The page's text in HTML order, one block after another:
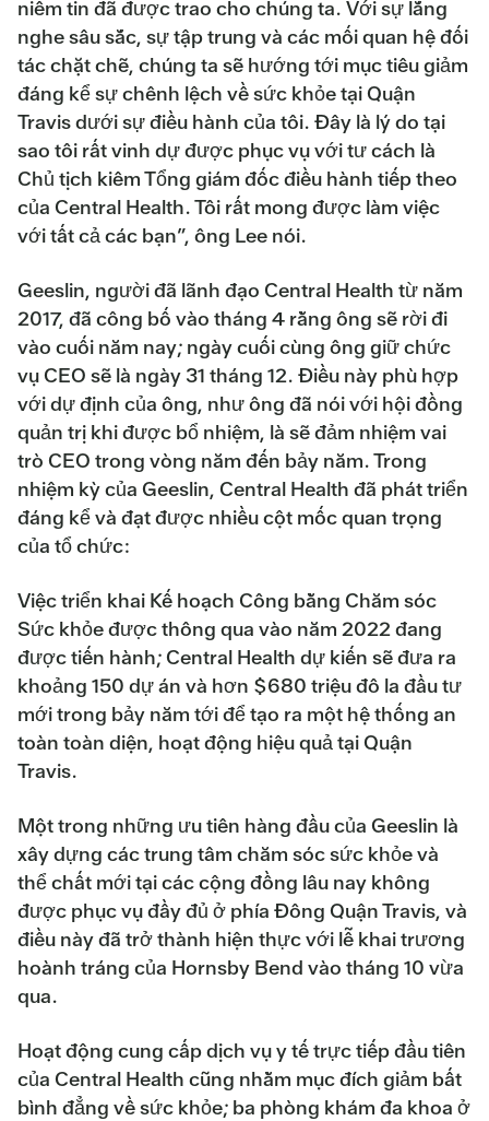
niềm tin đã được trao cho chúng ta. Với sự lắng
nghe sâu sắc, sự tập trung và các mối quan hệ đối
tác chặt chẽ, chúng ta sẽ hướng tới mục tiêu giảm
đáng kể sự chênh lệch về sức khỏe tại Quận
Travis dưới sự điều hành của tôi. Đây là lý do tại
sao tôi rất vinh dự được phục vụ với tư cách là
Chủ tịch kiêm Tổng giám đốc điều hành tiếp theo
của Central Health. Tôi rất mong được làm việc
với tất cả các bạn”, ông Lee nói.
Geeslin, người đã lãnh đạo Central Health từ năm
2017, đã công bố vào tháng 4 rằng ông sẽ rời đi
vào cuối năm nay; ngày cuối cùng ông giữ chức
vụ CEO sẽ là ngày 31 tháng 12. Điều này phù hợp
với dự định của ông, như ông đã nói với hội đồng
quản trị khi được bổ nhiệm, là sẽ đảm nhiệm vai
trò CEO trong vòng năm đến bảy năm. Trong
nhiệm kỳ của Geeslin, Central Health đã phát triển
đáng kể và đạt được nhiều cột mốc quan trọng
của tổ chức:
Việc triển khai Kế hoạch Công bằng Chăm sóc
Sức khỏe được thông qua vào năm 2022 đang
được tiến hành; Central Health dự kiến sẽ đưa ra
khoảng 150 dự án và hơn $680 triệu đô la đầu tư
mới trong bảy năm tới để tạo ra một hệ thống an
toàn toàn diện, hoạt động hiệu quả tại Quận
Travis.
Một trong những ưu tiên hàng đầu của Geeslin là
xây dựng các trung tâm chăm sóc sức khỏe và
thể chất mới tại các cộng đồng lâu nay không
được phục vụ đầy đủ ở phía Đông Quận Travis, và
điều này đã trở thành hiện thực với lễ khai trương
hoành tráng của Hornsby Bend vào tháng 10 vừa
qua.
Hoạt động cung cấp dịch vụ y tế trực tiếp đầu tiên
của Central Health cũng nhằm mục đích giảm bất
bình đẳng về sức khỏe; ba phòng khám đa khoa ở